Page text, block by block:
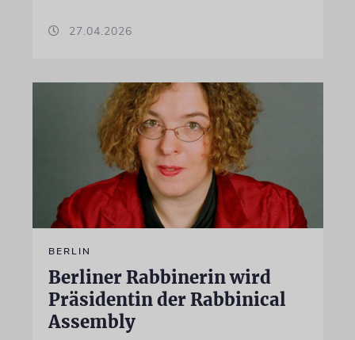
27.04.2026
BERLIN
Berliner Rabbinerin wird
Präsidentin der Rabbinical
Assembly